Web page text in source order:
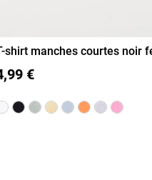
aux favoris
rapide
S M
shirt manches courtes noir
€